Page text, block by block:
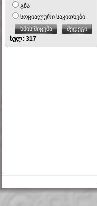
გზა
სოციალური საკითხები
ხმის მიცემა
შედეგი
სულ: 317